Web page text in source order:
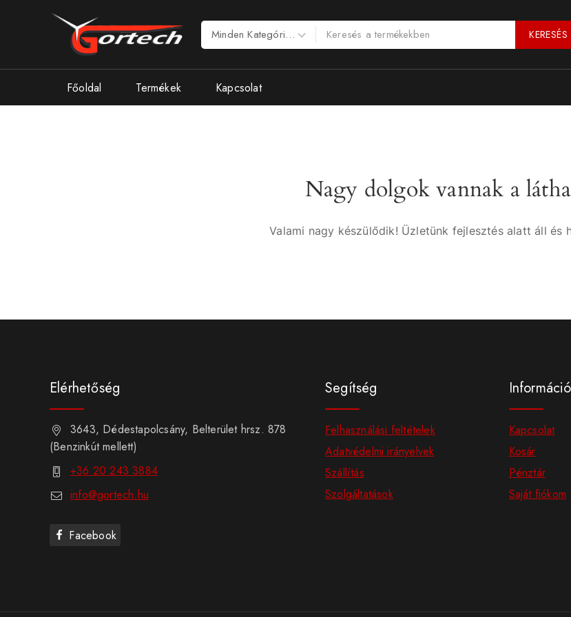
KERESÉS
Főoldal Termékek Kapcsolat
Nagy dolgok vannak a
Valami nagy készülődik! Üzletünk fejlesztés alatt áll és
Elérhetőség
3643, Dédestapolcsány, Belterület hrsz. 878
(Benzinkút mellett)
+36 20 243 3884
info@gortech.hu
Facebook
Segítség
Felhasználási feltételek
Adatvédelmi irányelvek
Szállítás
Szolgáltatások
Információ
Kapcsolat
Kosár
Pénztár
Saját fiókom